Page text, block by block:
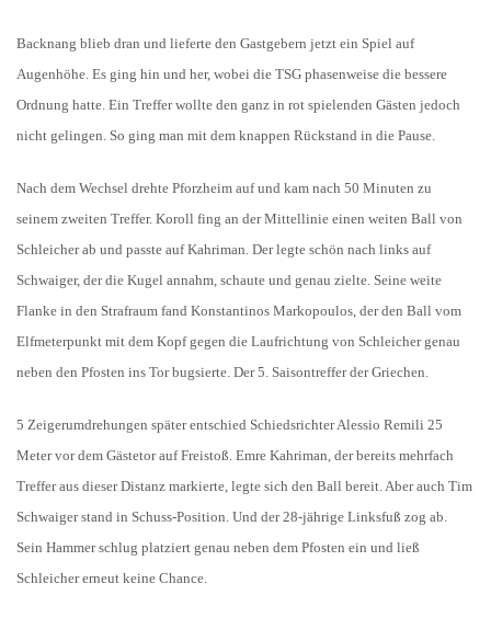
Backnang blieb dran und lieferte den Gastgebern jetzt ein Spiel auf
Augenhöhe. Es ging hin und her, wobei die TSG phasenweise die bessere
Ordnung hatte. Ein Treffer wollte den ganz in rot spielenden Gästen jedoch
nicht gelingen. So ging man mit dem knappen Rückstand in die Pause.
Nach dem Wechsel drehte Pforzheim auf und kam nach 50 Minuten zu
seinem zweiten Treffer. Koroll fing an der Mittellinie einen weiten Ball von
Schleicher ab und passte auf Kahriman. Der legte schön nach links auf
Schwaiger, der die Kugel annahm, schaute und genau zielte. Seine weite
Flanke in den Strafraum fand Konstantinos Markopoulos, der den Ball vom
Elfmeterpunkt mit dem Kopf gegen die Laufrichtung von Schleicher genau
neben den Pfosten ins Tor bugsierte. Der 5. Saisontreffer der Griechen.
5 Zeigerumdrehungen später entschied Schiedsrichter Alessio Remili 25
Meter vor dem Gästetor auf Freistoß. Emre Kahriman, der bereits mehrfach
Treffer aus dieser Distanz markierte, legte sich den Ball bereit. Aber auch Tim
Schwaiger stand in Schuss-Position. Und der 28-jährige Linksfuß zog ab.
Sein Hammer schlug platziert genau neben dem Pfosten ein und ließ
Schleicher erneut keine Chance.